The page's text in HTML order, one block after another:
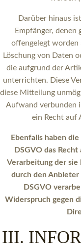
Darüber hinaus
Empfänger,
offengelegt worden
Löschung von Daten
die aufgrund der
unterrichten. Diese
diese Mitteilung
Aufwand verbunden
ein Recht auf
Ebenfalls haben
DSGVO das
Verarbeitung der
durch den Anbieter
DSGVO
Widerspruch gegen
III.